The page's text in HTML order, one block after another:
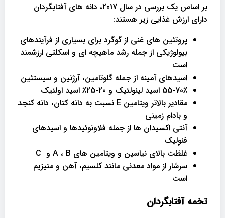
بر اساس یک بررسی در سال 2017، دانه های آفتابگردان
دارای ارزش غذایی زیر هستند:
پروتئین های غنی از گوگرد برای بسیاری از فرآیندهای
بیولوژیکی از جمله رشد ماهیچه ای و اسکلتی ارزشمند
است
اسیدهای آمینه از جمله گلوتامین، آرژنین و سیستئین
55-70٪ اسید لینولئیک و 20-25٪ اسید اولئیک
مقادیر بالاتر ویتامین E نسبت به دانه کتان، دانه کنجد
و بادام زمینی
آنتی اکسیدان ها از جمله فلاونوئیدها و اسیدهای
فنولیک
غلظت بالای نیاسین و ویتامین های A ، B و C
سرشار از مواد معدنی مانند کلسیم، آهن و منیزیم
است
تخمه آفتابگردان